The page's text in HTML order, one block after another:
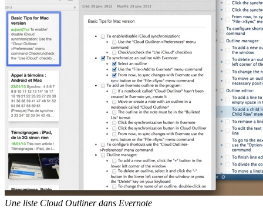
Une liste Cloud Outliner dans Evernote